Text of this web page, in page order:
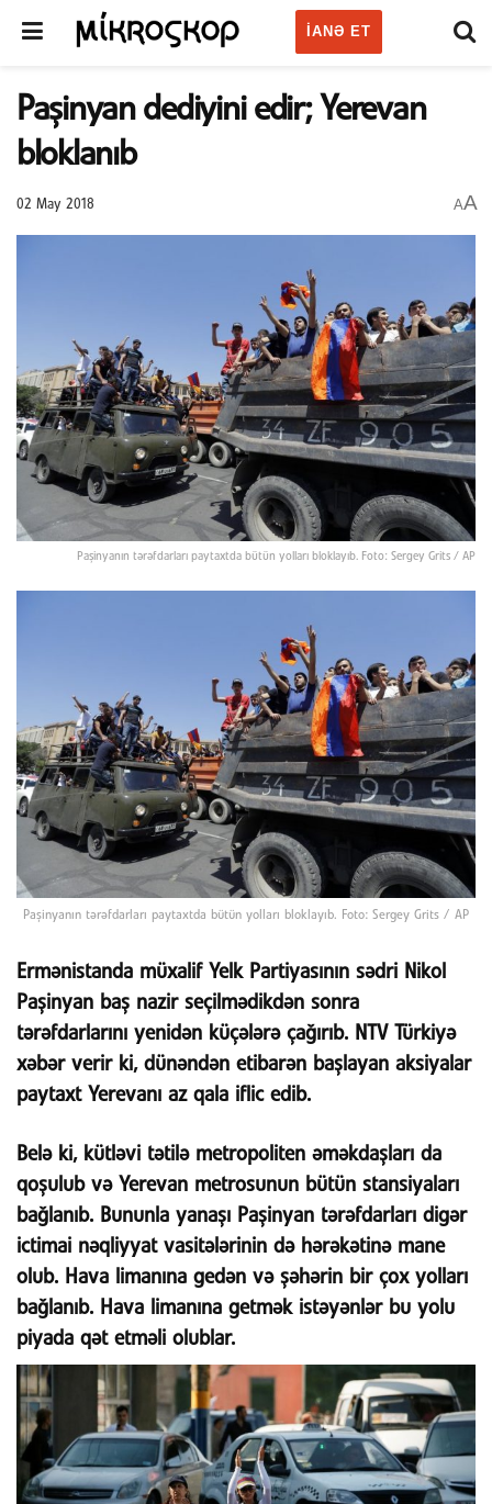
IANƏ ET
Paşinyan dediyini edir; Yerevan
bloklanıb
02 May 2018 AA
Paşinyanın tərəfdarları paytaxtda bütün yolları bloklayıb. Foto: Sergey Grits / AP
Paşinyanın tərəfdarları paytaxtda bütün yolları bloklayıb. Foto: Sergey Grits / AP
Ermənistanda müxalif Yelk Partiyasının sədri Nikol
Paşinyan baş nazir seçilmədikdən sonra
tərəfdarlarını yenidən küçələrə çağırıb. NTV Türkiyə
xəbər verir ki, dünəndən etibarən başlayan aksiyalar
paytaxt Yerevanı az qala iflic edib.
Belə ki, kütləvi tətilə metropoliten əməkdaşları da
qoşulub və Yerevan metrosunun bütün stansiyaları
bağlanıb. Bununla yanaşı Paşinyan tərəfdarları digər
ictimai nəqliyyat vasitələrinin də hərəkətinə mane
olub. Hava limanına gedən və şəhərin bir çox yolları
bağlanıb. Hava limanına getmək istəyənlər bu yolu
piyada qət etməli olublar.